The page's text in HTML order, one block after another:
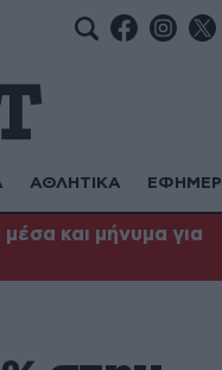
ΑΘΛΗΤΙΚΑ
και μήνυμα για